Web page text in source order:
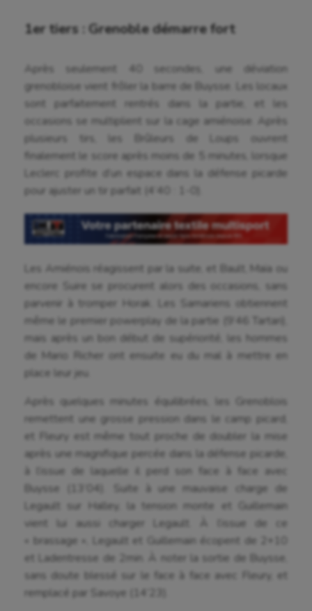
1er tiers : Grenoble démarre fort
Après seulement 40 secondes, une déviation
grenobloise vient frôler la barre de Buysse. Les locaux
sont parfaitement rentrés dans la partie, et les
occasions se multiplient sur la cage amiénoise. Après
plusieurs tirs, les Brûleurs de Loups ouvrent
finalement le score après moins de 5 minutes, lorsque
Leclerc profite d’un espace dans la défense picarde
pour ajuster un tir parfait (4’40 : 1-0).
Les Amiénois réagissent par la suite, et Bault, Maïa ou
encore Suire se procurent alors des occasions, sans
parvenir à tromper Horak. Les Samariens obtiennent
même le premier powerplay de la partie (9’46 Tartari),
mais après un bon début de supériorité, les hommes
de Mario Richer ont ensuite eu du mal à mettre en
place leur jeu.
Après quelques minutes équilibrées, les Grenoblois
remettent une grosse pression dans le camp picard,
et Fleury est même tout proche de doubler la mise
après une magnifique percée dans la défense picarde,
à l’issue de laquelle il perd son face à face avec
Buysse (13’04). Suite à une mauvaise charge de
Legault sur Halley, la tension monte et Guillemain
vient lui aussi charger Legault. À l’issue de ce
« brassage », Legault et Guillemain écopent de 2+10
et Ladentresse de 2min. À noter la sortie de Buysse,
sans doute blessé sur le face à face avec Fleury, et
remplacé par Savoye (14’23).